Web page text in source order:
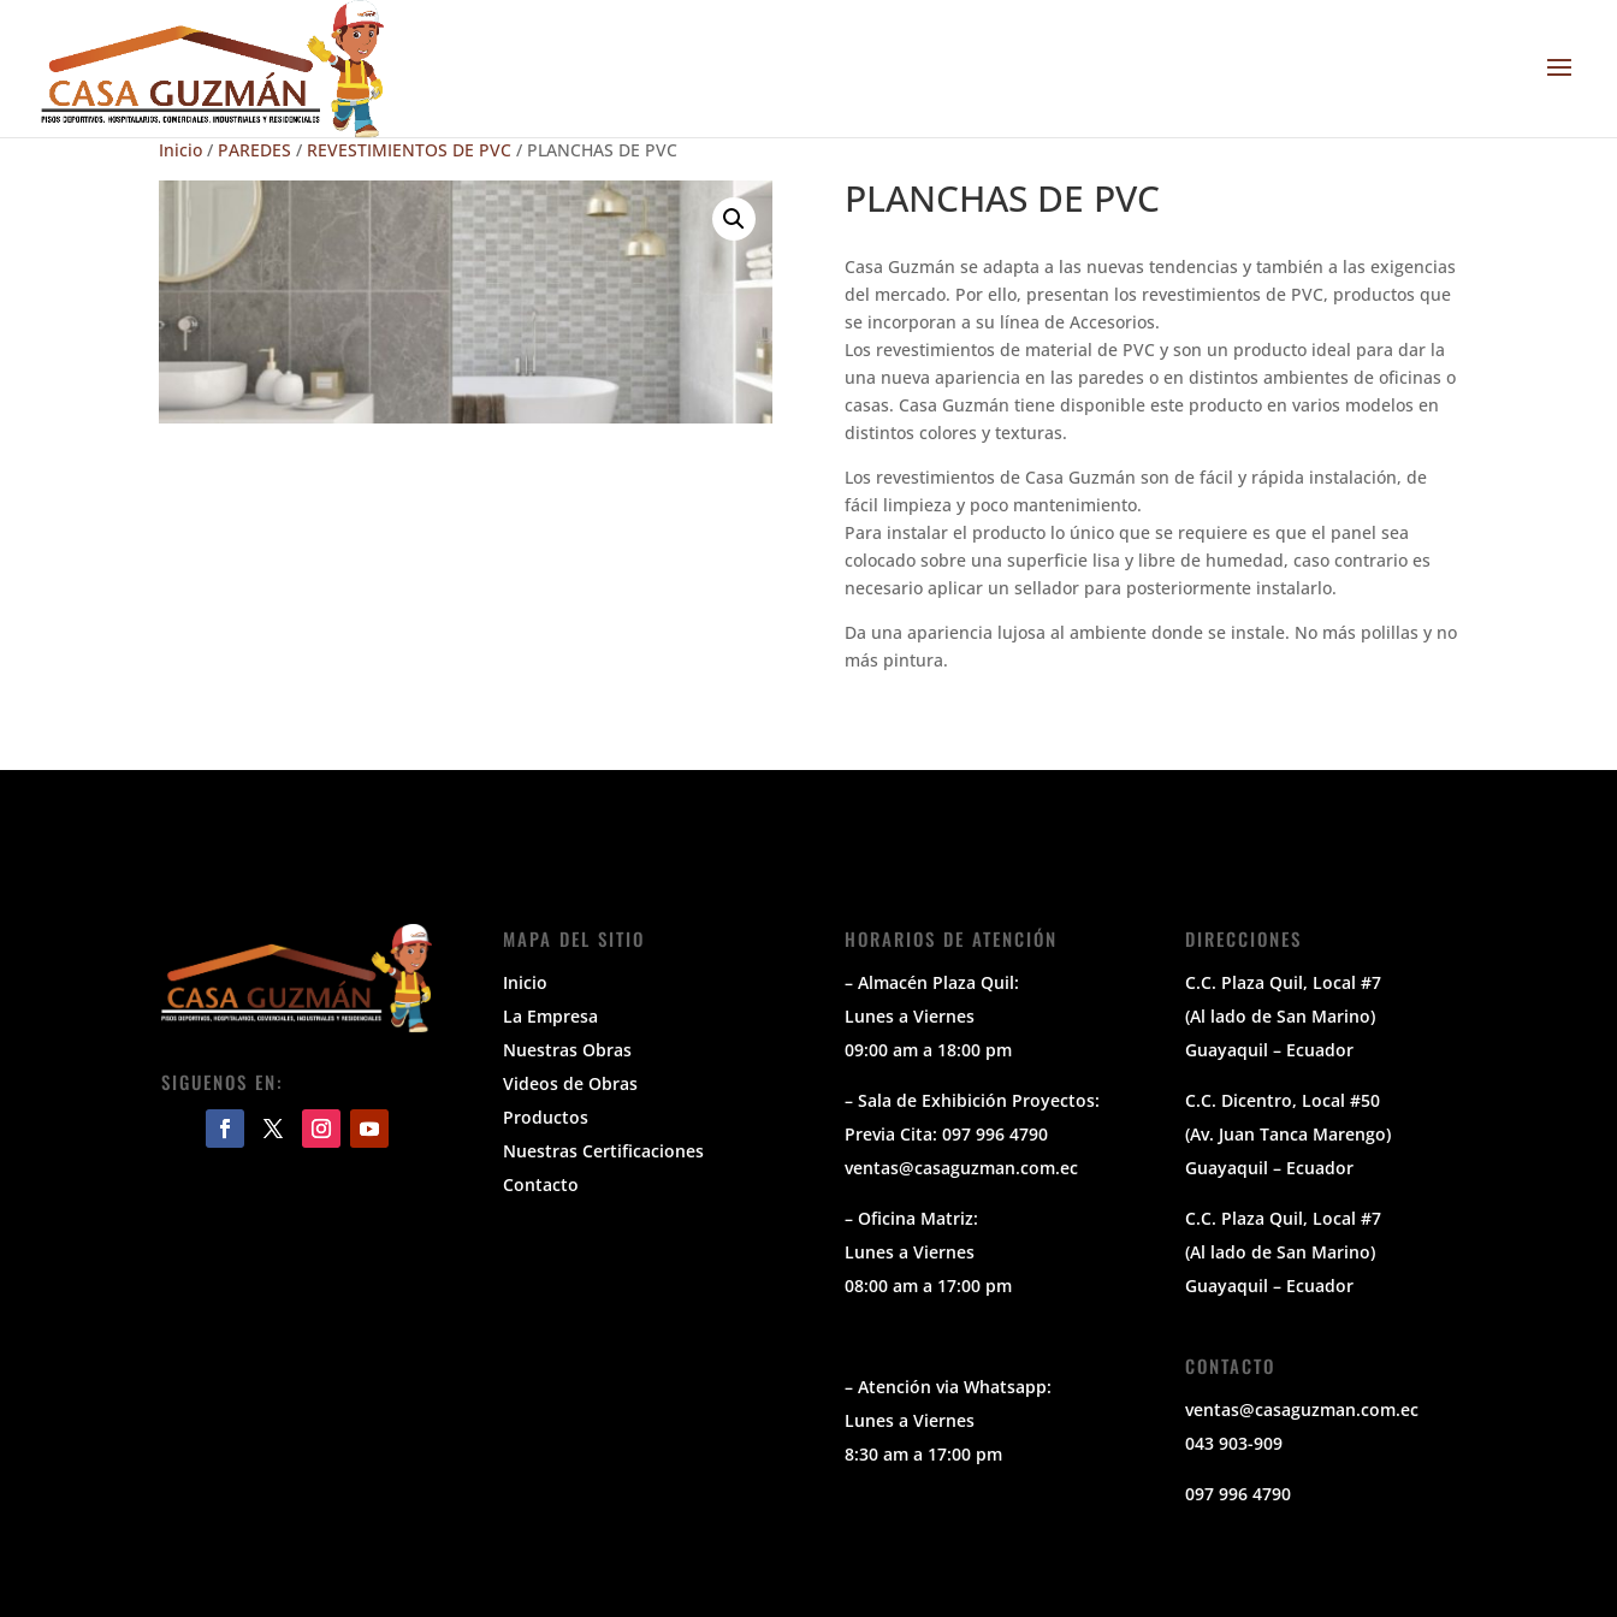
Inicio / PAREDES / REVESTIMIENTOS DE PVC / PLANCHAS DE PVC
PLANCHAS DE PVC
Casa Guzmán se adapta a las nuevas tendencias y también a las exigencias
del mercado. Por ello, presentan los revestimientos de PVC, productos que
se incorporan a su línea de Accesorios.
Los revestimientos de material de PVC y son un producto ideal para dar la
una nueva apariencia en las paredes o en distintos ambientes de oficinas o
casas. Casa Guzmán tiene disponible este producto en varios modelos en
distintos colores y texturas.
Los revestimientos de Casa Guzmán son de fácil y rápida instalación, de
fácil limpieza y poco mantenimiento.
Para instalar el producto lo único que se requiere es que el panel sea
colocado sobre una superficie lisa y libre de humedad, caso contrario es
necesario aplicar un sellador para posteriormente instalarlo.
Da una apariencia lujosa al ambiente donde se instale. No más polillas y no
más pintura.
SIGUENOS EN:
MAPA DEL SITIO
Inicio
La Empresa
Nuestras Obras
Videos de Obras
Productos
Nuestras Certificaciones
Contacto
HORARIOS DE ATENCIÓN
– Almacén Plaza Quil:
Lunes a Viernes
09:00 am a 18:00 pm
– Sala de Exhibición Proyectos:
Previa Cita: 097 996 4790
ventas@casaguzman.com.ec
– Oficina Matriz:
Lunes a Viernes
08:00 am a 17:00 pm
– Atención via Whatsapp:
Lunes a Viernes
8:30 am a 17:00 pm
DIRECCIONES
C.C. Plaza Quil, Local #7
(Al lado de San Marino)
Guayaquil – Ecuador
C.C. Dicentro, Local #50
(Av. Juan Tanca Marengo)
Guayaquil – Ecuador
C.C. Plaza Quil, Local #7
(Al lado de San Marino)
Guayaquil – Ecuador
CONTACTO
ventas@casaguzman.com.ec
043 903-909
097 996 4790